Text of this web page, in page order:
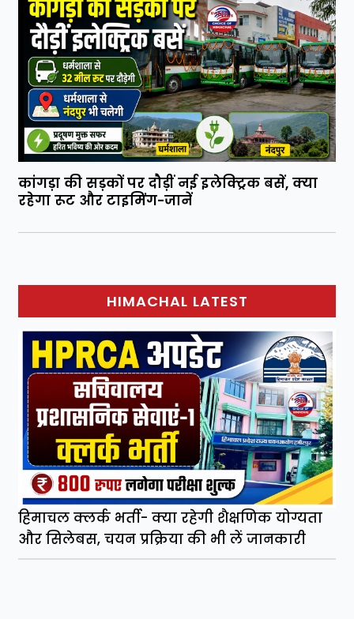
कांगड़ा की सड़कों पर दौड़ीं नई इलेक्ट्रिक बसें, क्या
रहेगा रूट और टाइमिंग-जानें
HIMACHAL LATEST
हिमाचल क्लर्क भर्ती- क्या रहेगी शैक्षणिक योग्यता
और सिलेबस, चयन प्रक्रिया की भी लें जानकारी